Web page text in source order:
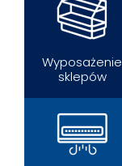
Wyposażenie
sklepów